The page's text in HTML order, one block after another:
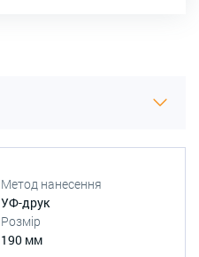
Метод нанесення
УФ-друк
Розмір
190 мм